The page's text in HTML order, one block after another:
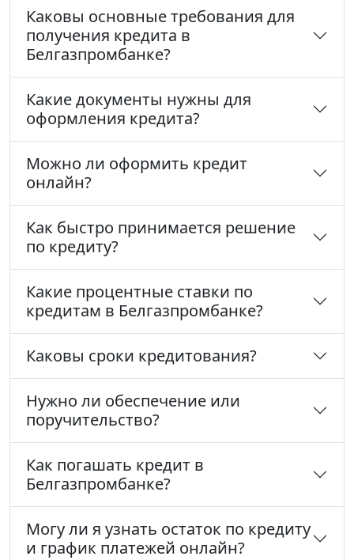
Каковы основные требования для
получения кредита в
Белгазпромбанке?
Какие документы нужны для
оформления кредита?
Можно ли оформить кредит
онлайн?
Как быстро принимается решение
по кредиту?
Какие процентные ставки по
кредитам в Белгазпромбанке?
Каковы сроки кредитования?
Нужно ли обеспечение или
поручительство?
Как погашать кредит в
Белгазпромбанке?
Могу ли я узнать остаток по кредиту
и график платежей онлайн?